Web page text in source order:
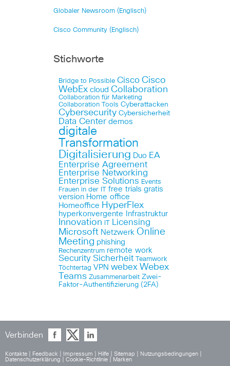
Globaler Newsroom (Englisch)
Cisco Community (Englisch)
Stichworte
Bridge to Possible Cisco Cisco
WebEx cloud Collaboration
Collaboration für Marketing
Collaboration Tools Cyberattacken
Cybersecurity Cybersicherheit
Data Center demos
digitale
Transformation
Digitalisierung Duo EA
Enterprise Agreement
Enterprise Networking
Enterprise Solutions Events
Frauen in der IT free trials gratis
version Home office
Homeoffice HyperFlex
hyperkonvergente Infrastruktur
Innovation IT Licensing
Microsoft Netzwerk Online
Meeting phishing
Rechenzentrum remote work
Security Sicherheit Teamwork
Töchtertag VPN webex Webex
Teams Zusammenarbeit Zwei-
Faktor-Authentifizierung (2FA)
Verbinden
Kontakte Feedback Impressum Hilfe Sitemap Nutzungsbedingungen
Datenschutzerklärung
Cookie-Richtlinie Marken